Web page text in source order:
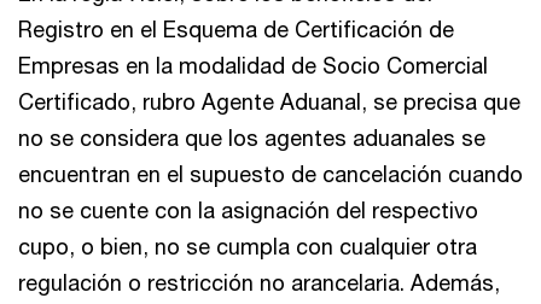
Registro en el Esquema de Certificación de
Empresas en la modalidad de Socio Comercial
Certificado, rubro Agente Aduanal, se precisa que
no se considera que los agentes aduanales se
encuentran en el supuesto de cancelación cuando
no se cuente con la asignación del respectivo
cupo, o bien, no se cumpla con cualquier otra
regulación o restricción no arancelaria. Además,